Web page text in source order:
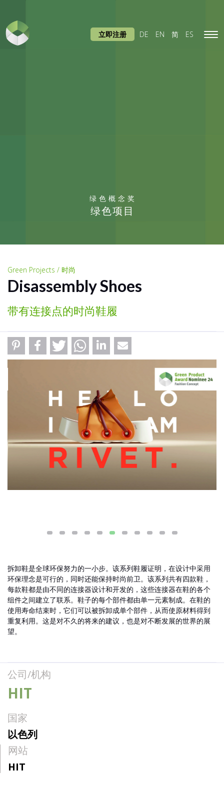
绿色概念奖
绿色项目
立即注册 DE EN 简 ES
Green Projects / 时尚
Disassembly Shoes
带有连接点的时尚鞋履
拆卸鞋是全球环保努力的一小步。该系列鞋履证明，在设计中采用
环保理念是可行的，同时还能保持时尚前卫。该系列共有四款鞋，
每款鞋都是由不同的连接器设计和开发的，这些连接器在鞋的各个
组件之间建立了联系。鞋子的每个部件都由单一元素制成。在鞋的
使用寿命结束时，它们可以被拆卸成单个部件，从而使原材料得到
重复利用。这是对不久的将来的建议，也是对不断发展的世界的展
望。
公司/机构
HIT
国家
以色列
网站
HIT